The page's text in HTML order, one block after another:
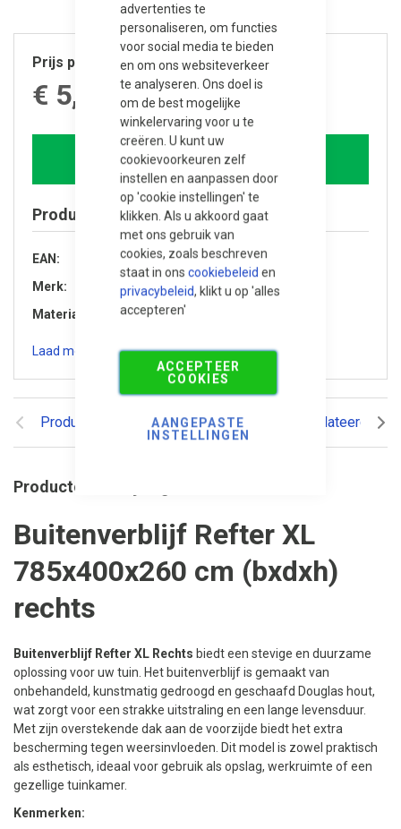
advertenties te
personaliseren, om functies
voor social media te bieden
en om ons websiteverkeer
te analyseren. Ons doel is
om de best mogelijke
winkelervaring voor u te
creëren. U kunt uw
cookievoorkeuren zelf
instellen en aanpassen door
op 'cookie instellingen' te
klikken. Als u akkoord gaat
met ons gebruik van
cookies, zoals beschreven
staat in ons cookiebeleid en
privacybeleid, klikt u op 'alles
accepteren'
ACCEPTEER
COOKIES
AANGEPASTE
INSTELLINGEN
Productomschrijving Reviews Gerelateerde
Productomschrijving
Buitenverblijf Refter XL
785x400x260 cm (bxdxh)
rechts
Buitenverblijf Refter XL Rechts biedt een stevige en duurzame
oplossing voor uw tuin. Het buitenverblijf is gemaakt van
onbehandeld, kunstmatig gedroogd en geschaafd Douglas hout,
wat zorgt voor een strakke uitstraling en een lange levensduur.
Met zijn overstekende dak aan de voorzijde biedt het extra
bescherming tegen weersinvloeden. Dit model is zowel praktisch
als esthetisch, ideaal voor gebruik als opslag, werkruimte of een
gezellige tuinkamer.
Kenmerken:
Prijs per stuk
€ 5,355.00
In winkelwagen
Product specificaties
EAN
8720246403695
Merk
Trendhout
Materiaal
Laad meer specificaties